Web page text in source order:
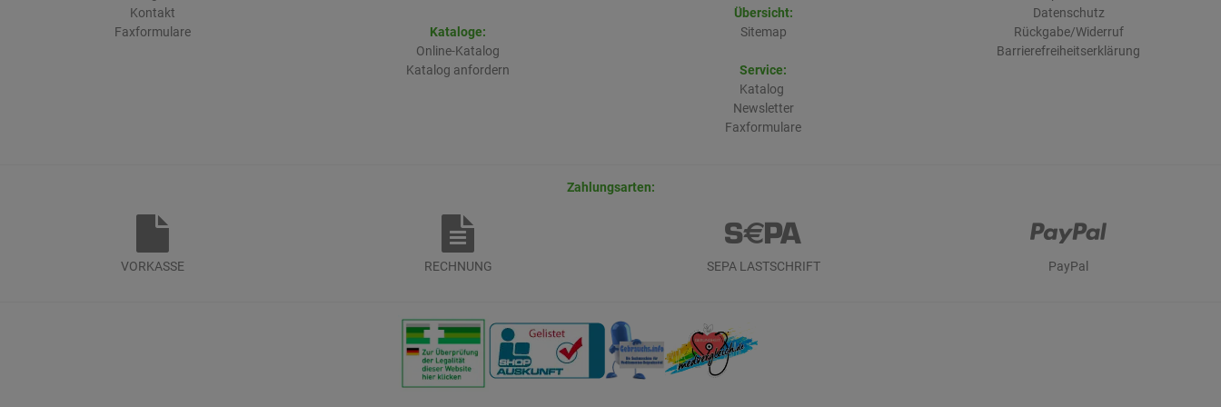
Kontakt
Faxformulare
Kataloge:
Online-Katalog
Katalog anfordern
Übersicht:
Sitemap
Service:
Katalog
Newsletter
Faxformulare
Datenschutz
Rückgabe/Widerruf
Barrierefreiheitserklärung
Zahlungsarten:
VORKASSE RECHNUNG SEPA LASTSCHRIFT PayPal